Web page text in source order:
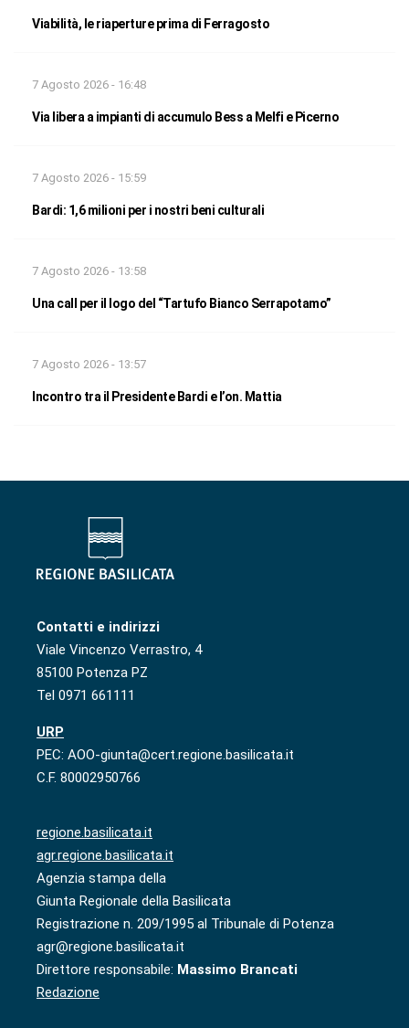
Viabilità, le riaperture prima di Ferragosto
7 Agosto 2026 - 16:48
Via libera a impianti di accumulo Bess a Melfi e Picerno
7 Agosto 2026 - 15:59
Bardi: 1,6 milioni per i nostri beni culturali
7 Agosto 2026 - 13:58
Una call per il logo del “Tartufo Bianco Serrapotamo”
7 Agosto 2026 - 13:57
Incontro tra il Presidente Bardi e l’on. Mattia
Contatti e indirizzi
Viale Vincenzo Verrastro, 4
85100 Potenza PZ
Tel 0971 661111
URP
PEC: AOO-giunta@cert.regione.basilicata.it
C.F. 80002950766
regione.basilicata.it
agr.regione.basilicata.it
Agenzia stampa della
Giunta Regionale della Basilicata
Registrazione n. 209/1995 al Tribunale di Potenza
agr@regione.basilicata.it
Direttore responsabile: Massimo Brancati
Redazione